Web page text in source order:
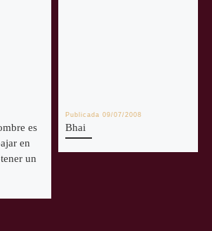
es
en
un
Publicada09/07/2008
Bhai